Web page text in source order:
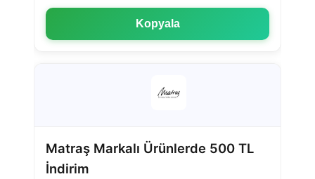
Kopyala
Matraş Markalı Ürünlerde 500 TL
İndirim